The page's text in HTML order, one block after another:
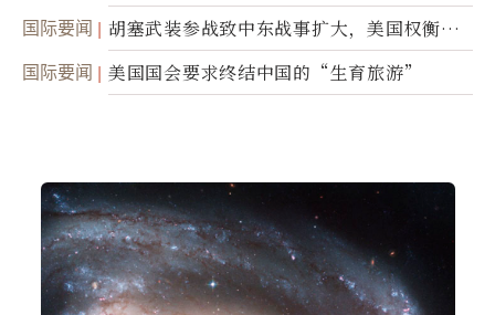
民权力度
国际要闻
胡塞武装参战致中东战事扩大，美国权衡地
面入侵的可能性
国际要闻 美国国会要求终结中国的“生育旅游”